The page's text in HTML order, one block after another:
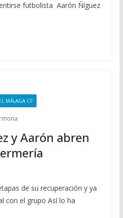
futbolista Aarón Ñíguez
MÁLAGA CF
y Aarón abren
de su recuperación y ya
con el grupo Así lo ha